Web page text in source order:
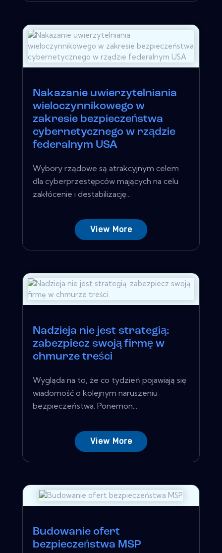
Nakazanie uwierzytelniania
wieloczynnikowego w
zakresie bezpieczeństwa
cybernetycznego w rządzie
federalnym USA
Wybory rządowe są atrakcyjnym celem
dla cyberprzestępców mających na celu
zakłócenie i destabilizację...
View More
Nadzieja nie jest strategią:
zabezpiecz swoją firmę w
chmurze treści
Wygląda na to, że co tydzień pojawiają się
wiadomość o kolejnym naruszeniu
bezpieczeństwa. Ponemon...
View More
Budowanie ofert
bezpieczeństwa MSP